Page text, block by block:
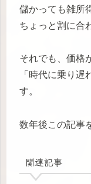
儲かっても雑所
ちょっと割に合
それでも、価格
「時代に乗り遅
す。
数年後この記事
関連記事